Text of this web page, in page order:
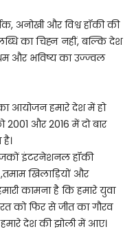
अनोखी और विश्व हॉकी की
का चिह्न नहीं, बल्कि देश
और भविष्य का उज्ज्वल
आयोजन हमारे देश में हो
2001 और 2016 में दो बार
इंटरनेशनल हॉकी
खिलाड़ियों और
कामना है कि हमारे युवा
को फिर से जीत का गौरव
देश की झोली में आए।